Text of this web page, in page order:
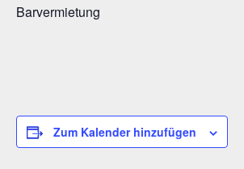
Barvermietung
Zum Kalender hinzufügen